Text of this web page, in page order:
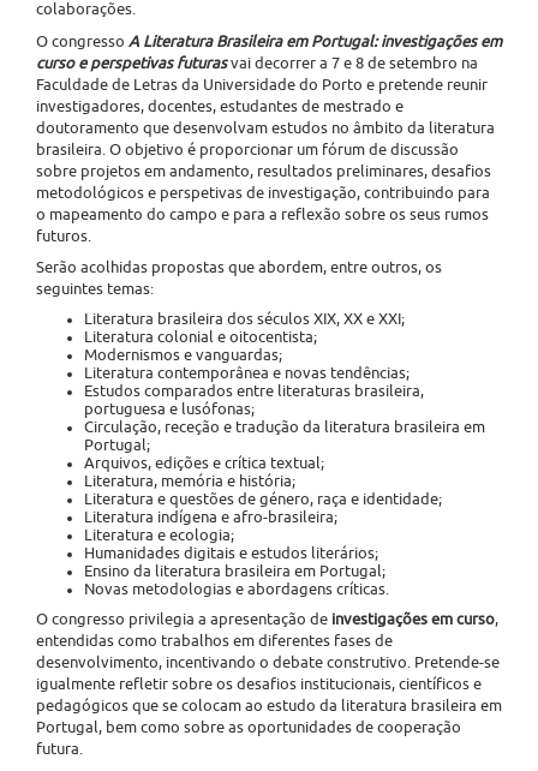
colaborações.
O congresso A Literatura Brasileira em Portugal: investigações em
curso e perspetivas futuras vai decorrer a 7 e 8 de setembro na
Faculdade de Letras da Universidade do Porto e pretende reunir
investigadores, docentes, estudantes de mestrado e
doutoramento que desenvolvam estudos no âmbito da literatura
brasileira. O objetivo é proporcionar um fórum de discussão
sobre projetos em andamento, resultados preliminares, desafios
metodológicos e perspetivas de investigação, contribuindo para
o mapeamento do campo e para a reflexão sobre os seus rumos
futuros.
Serão acolhidas propostas que abordem, entre outros, os
seguintes temas:
Literatura brasileira dos séculos XIX, XX e XXI;
Literatura colonial e oitocentista;
Modernismos e vanguardas;
Literatura contemporânea e novas tendências;
Estudos comparados entre literaturas brasileira,
portuguesa e lusófonas;
Circulação, receção e tradução da literatura brasileira em
Portugal;
Arquivos, edições e crítica textual;
Literatura, memória e história;
Literatura e questões de género, raça e identidade;
Literatura indígena e afro-brasileira;
Literatura e ecologia;
Humanidades digitais e estudos literários;
Ensino da literatura brasileira em Portugal;
Novas metodologias e abordagens críticas.
O congresso privilegia a apresentação de investigações em curso,
entendidas como trabalhos em diferentes fases de
desenvolvimento, incentivando o debate construtivo. Pretende-se
igualmente refletir sobre os desafios institucionais, científicos e
pedagógicos que se colocam ao estudo da literatura brasileira em
Portugal, bem como sobre as oportunidades de cooperação
futura.